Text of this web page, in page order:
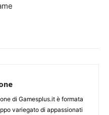
di Gamesplus.it è formata
variegato di appassionati